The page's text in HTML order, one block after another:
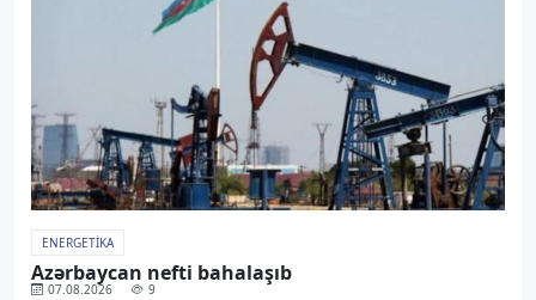
ENERGETIKA
Azərbaycan nefti bahalaşıb
07.08.2026 9